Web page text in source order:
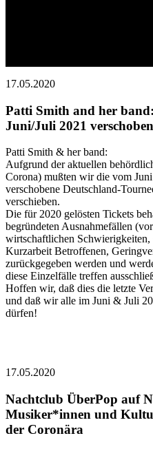
17.05.2020
Patti Smith and her
Juni/Juli 2021
Patti Smith & her band:
Aufgrund der aktuellen
Corona) mußten wir die vom
verschobene Deutschland-
verschieben.
Die für 2020 gelösten Tickets
begründeten Ausnahmefällen
wirtschaftlichen
Kurzarbeit Betroffenen,
zurückgegeben werden und
diese Einzelfälle treffen
Hoffen wir, daß dies die letzte
und daß wir alle im Juni & Juli
dürfen!
17.05.2020
Nachtclub ÜberPop auf
Musiker*innen und
der Coronära